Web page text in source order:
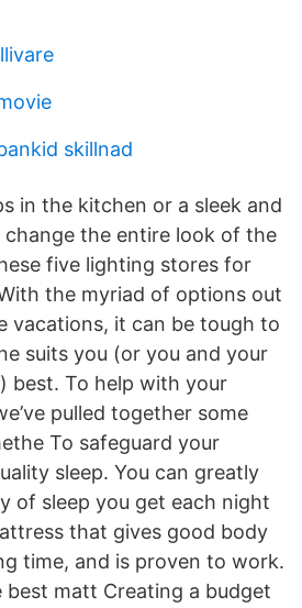
skillnad
in the kitchen or a sleek and
change the entire look of the
five lighting stores for
the myriad of options out
vacations, it can be tough to
suits you (or you and your
best. To help with your
pulled together some
To safeguard your
sleep. You can greatly
of sleep you get each night
that gives good body
time, and is proven to work.
best matt Creating a budget